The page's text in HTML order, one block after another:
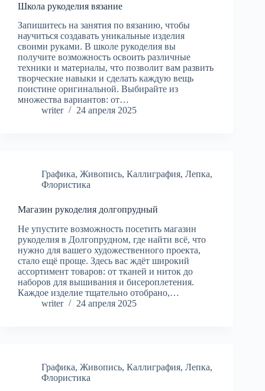
Школа рукоделия вязание
Запишитесь на занятия по вязанию, чтобы
научиться создавать уникальные изделия
своими руками. В школе рукоделия вы
получите возможность освоить различные
техники и материалы, что позволит вам развить
творческие навыки и сделать каждую вещь
поистине оригинальной. Выбирайте из
множества вариантов: от…
writer
24 апреля 2025
Графика, Живопись, Каллиграфия, Лепка,
Флористика
Магазин рукоделия долгопрудный
Не упустите возможность посетить магазин
рукоделия в Долгопрудном, где найти всё, что
нужно для вашего художественного проекта,
стало ещё проще. Здесь вас ждёт широкий
ассортимент товаров: от тканей и ниток до
наборов для вышивания и бисероплетения.
Каждое изделие тщательно отобрано,…
writer
24 апреля 2025
Графика, Живопись, Каллиграфия, Лепка,
Флористика